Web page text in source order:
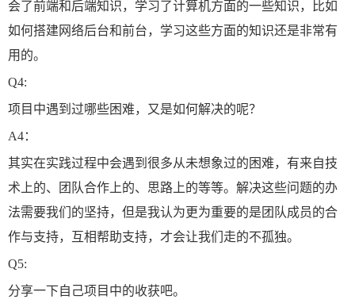
会了前端和后端知识，学习了计算机方面的一些知识，比如
如何搭建网络后台和前台，学习这些方面的知识还是非常有
用的。
Q4:
项目中遇到过哪些困难，又是如何解决的呢？
A4：
其实在实践过程中会遇到很多从未想象过的困难，有来自技
术上的、团队合作上的、思路上的等等。解决这些问题的办
法需要我们的坚持，但是我认为更为重要的是团队成员的合
作与支持，互相帮助支持，才会让我们走的不孤独。
Q5:
分享一下自己项目中的收获吧。